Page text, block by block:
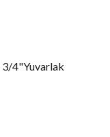
4"Yuvarlak